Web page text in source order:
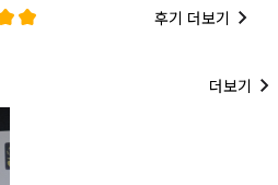
후기 더보기
더보기